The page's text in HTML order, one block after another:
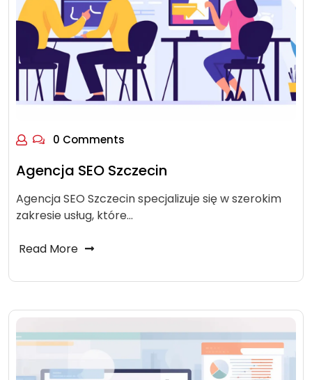
0 Comments
Agencja SEO Szczecin
Agencja SEO Szczecin specjalizuje się w szerokim
zakresie usług, które…
Read More